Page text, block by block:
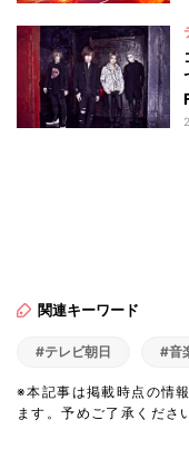
関連キーワード
#テレビ朝日 #音
※本記事は掲載時点の情
ます。予めご了承くださ